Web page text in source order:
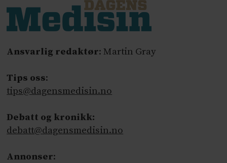
Ansvarlig redaktør: Martin Gray
Tips oss:
tips@dagensmedisin.no
Debatt og kronikk:
debatt@dagensmedisin.no
Annonser: